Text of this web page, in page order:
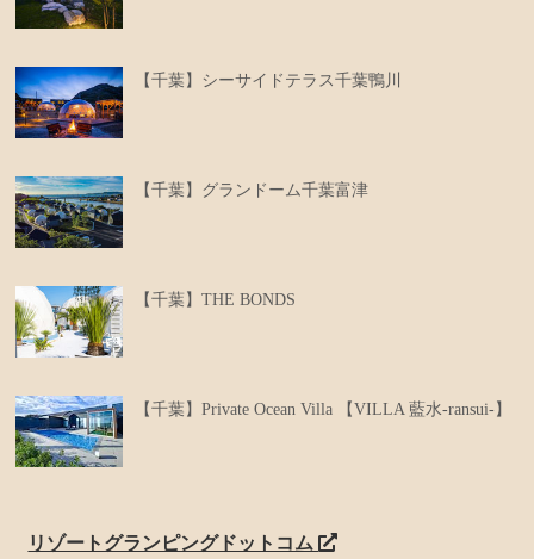
【千葉】シーサイドテラス千葉鴨川
【千葉】グランドーム千葉富津
【千葉】THE BONDS
【千葉】Private Ocean Villa 【VILLA 藍水-ransui-】
リゾートグランピングドットコム